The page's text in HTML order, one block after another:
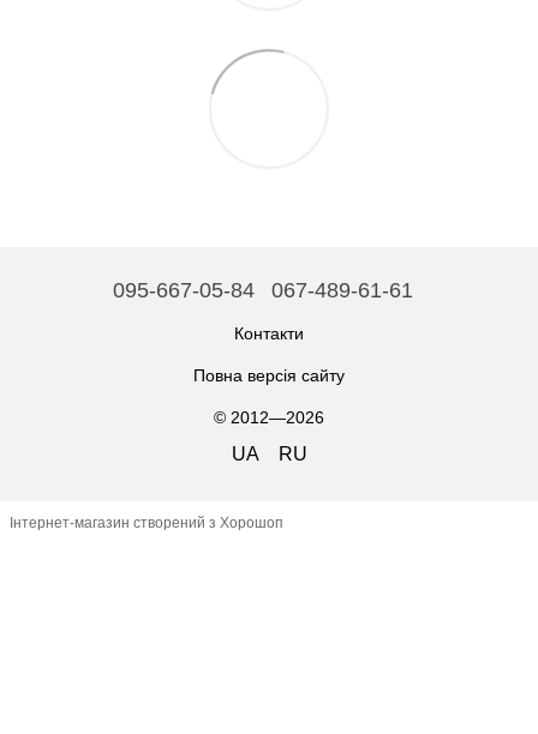
095-667-05-84 067-489-61-61
Контакти
Повна версія сайту
© 2012—2026
UA RU
Інтернет-магазин створений з Хорошоп